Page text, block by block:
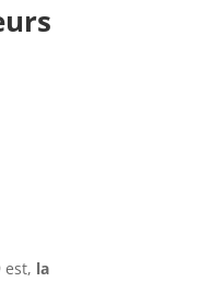
est, la